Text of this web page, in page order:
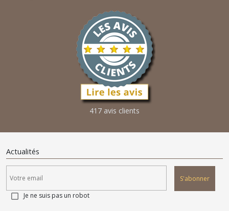
417 avis clients
Actualités
S'abonner
Je ne suis pas un robot